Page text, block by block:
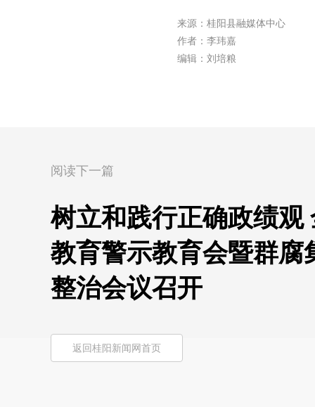
来源：桂阳县融媒体中心
作者：李玮嘉
编辑：刘培粮
阅读下一篇
树立和践行正确政绩观
教育警示教育会暨群腐
整治会议召开
返回桂阳新闻网首页